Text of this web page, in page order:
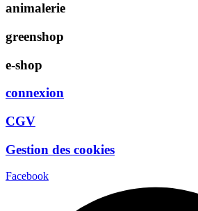
animalerie
greenshop
e-shop
connexion
CGV
Gestion des cookies
Facebook